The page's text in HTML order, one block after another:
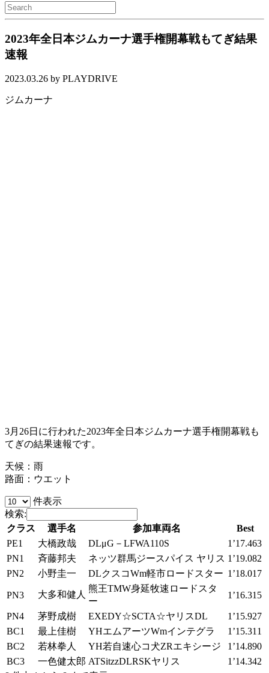
2023年全日本ジムカーナ選手権開幕戦もてぎ結果
速報
2023.03.26 by PLAYDRIVE
ジムカーナ
3月26日に行われた2023年全日本ジムカーナ選手権開幕戦も
てぎの結果速報です。
天候：雨
路面：ウエット
件表示
検索:
クラス
選手名 参加車両名
Best
PE1
大橋政哉 DLμG－LFWA110S
1’17.463
PN1
斉藤邦夫 ネッツ群馬ジースパイス ヤリス 1’19.082
PN2
小野圭一 DLクスコWm軽市ロードスター 1’18.017
PN3 大多和健人
熊王TMW身延牧速ロードスタ
ー
1’16.315
PN4 茅野成樹 EXEDY☆SCTA☆ヤリスDL
1’15.927
BC1
最上佳樹 YHエムアーツWmインテグラ
1’15.311
BC2
若林拳人 YH若自速心コ犬ZRエキシージ
1’14.890
BC3
一色健太郎 ATSitzzDLRSKヤリス
1’14.342